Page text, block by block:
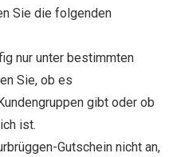
Sie die folgenden
nur unter bestimmten
Sie, ob es
gibt oder ob
ist.
Gutschein nicht an,